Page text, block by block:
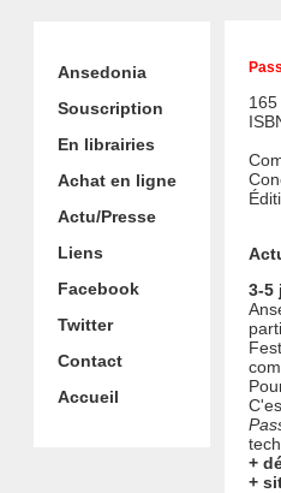
3-5
+
+
Ansedonia
Souscription
En librairies
Achat en ligne
Actu/Presse
Liens
Facebook
Twitter
Contact
Accueil